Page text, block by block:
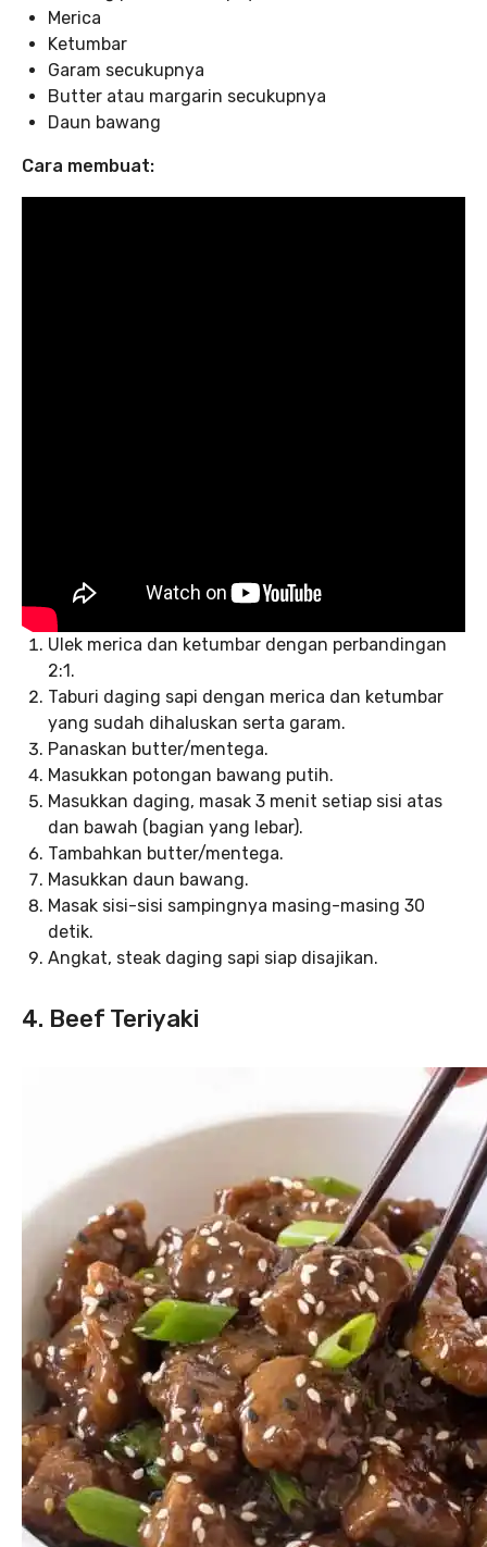
Merica
Ketumbar
Garam secukupnya
Butter atau margarin secukupnya
Daun bawang
Cara membuat:
Ulek merica dan ketumbar dengan perbandingan
2:1.
Taburi daging sapi dengan merica dan ketumbar
yang sudah dihaluskan serta garam.
Panaskan butter/mentega.
Masukkan potongan bawang putih.
Masukkan daging, masak 3 menit setiap sisi atas
dan bawah (bagian yang lebar).
Tambahkan butter/mentega.
Masukkan daun bawang.
Masak sisi-sisi sampingnya masing-masing 30
detik.
Angkat, steak daging sapi siap disajikan.
4. Beef Teriyaki